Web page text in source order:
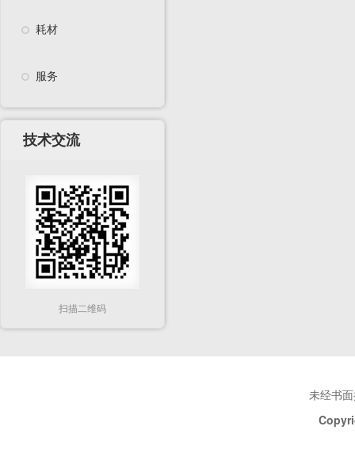
耗材
服务
技术交流
扫描二维码
未经书